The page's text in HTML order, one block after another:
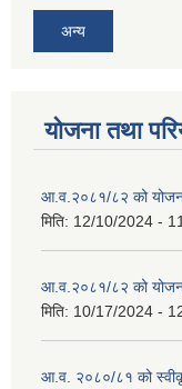
अन्य
योजना तथा
आ.व.२०८१/८२ को
मिति: 12/10/2024 -
आ.व.२०८१/८२ को
मिति: 10/17/2024 -
आ.व. २०८०/८१ को